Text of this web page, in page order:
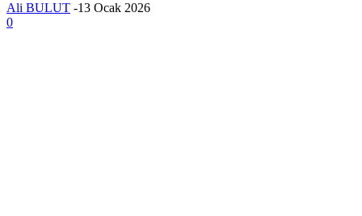
Ali BULUT -13 Ocak 2026
0